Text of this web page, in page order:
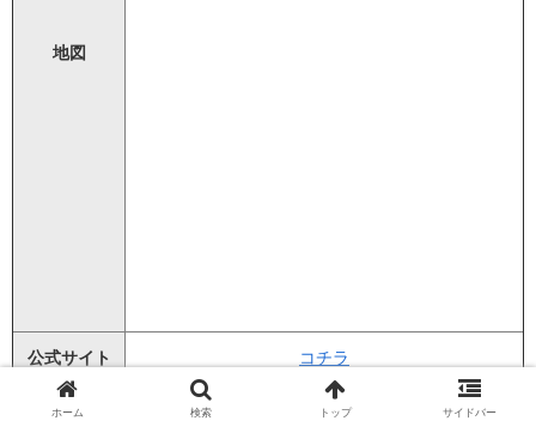
地図
公式サイト コチラ
ホーム 検索 トップ サイドバー